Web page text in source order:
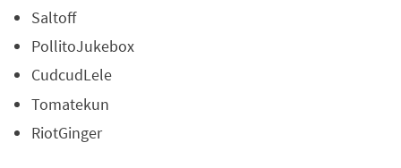
Saltoff
PollitoJukebox
CudcudLele
Tomatekun
RiotGinger